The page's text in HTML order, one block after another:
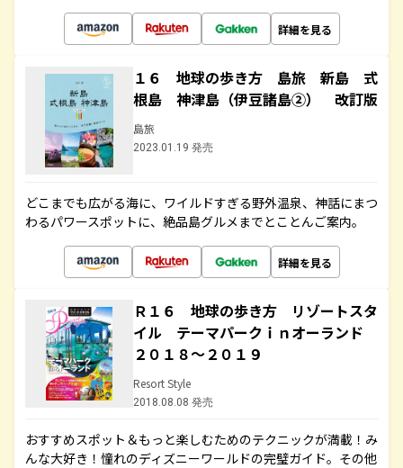
詳細を見る
１６ 地球の歩き方 島旅 新島 式
根島 神津島（伊豆諸島②） 改訂版
島旅
2023.01.19 発売
どこまでも広がる海に、ワイルドすぎる野外温泉、神話にまつ
わるパワースポットに、絶品島グルメまでとことんご案内。
詳細を見る
Ｒ１６ 地球の歩き方 リゾートスタ
イル テーマパークｉｎオーランド
２０１８～２０１９
Resort Style
2018.08.08 発売
おすすめスポット＆もっと楽しむためのテクニックが満載！み
んな大好き！憧れのディズニーワールドの完璧ガイド。その他